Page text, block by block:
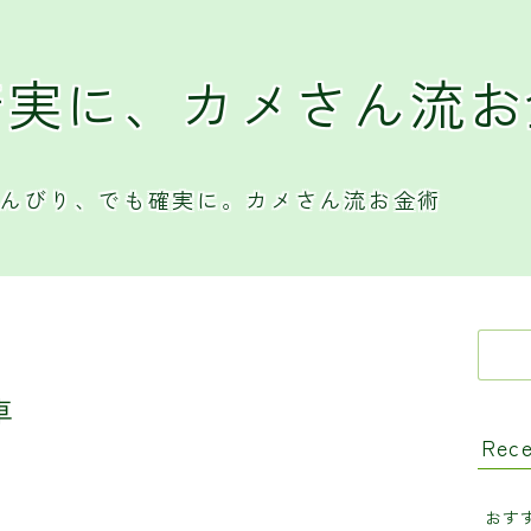
に、カメさん流
びり、でも確実に。カメさん流お金術
おす